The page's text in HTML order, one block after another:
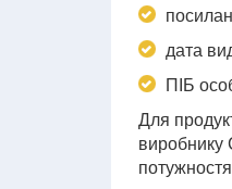
дата
ПІБ
Для
виробнику